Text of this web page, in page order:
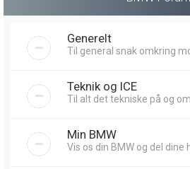
Generelt
Til general snak omkring
Teknik og ICE
Til alt det tekniske på og
Min BMW
Vis os din BMW og del dine